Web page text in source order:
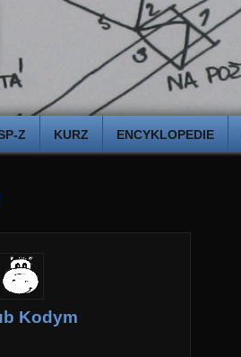
Z KURZ ENCYKLOPEDIE
Kodym